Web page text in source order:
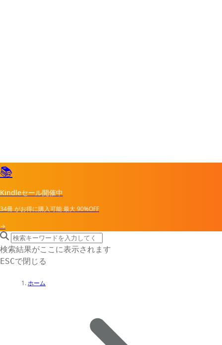
📚
Kindleセール開催中
34冊がお得に購入可能最大90%OFF
→
search icon
サイト内検索
検索結果がここに表示されます
ESCで閉じる
ホーム